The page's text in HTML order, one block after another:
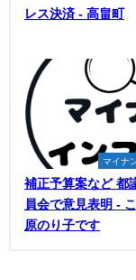
レス決済 - 高畠町
マイナ
補正予算案など 都
員会で意見表明 -
原のり子です